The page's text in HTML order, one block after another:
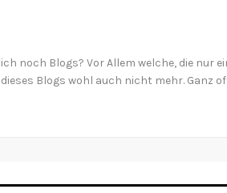
noch Blogs? Vor Allem welche, die nur
Blogs wohl auch nicht mehr. Ganz